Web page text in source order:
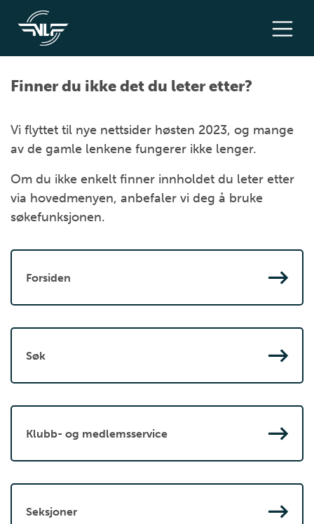
Finner du ikke det du leter etter?
Vi flyttet til nye nettsider høsten 2023, og mange
av de gamle lenkene fungerer ikke lenger.
Om du ikke enkelt finner innholdet du leter etter
via hovedmenyen, anbefaler vi deg å bruke
søkefunksjonen.
Forsiden
Søk
Klubb- og medlemsservice
Seksjoner